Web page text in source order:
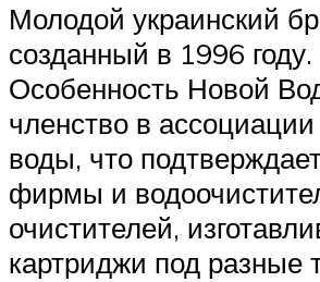
Молодой украинский
созданный в 1996 году.
Особенность Новой
членство в ассоциации
воды, что
фирмы и
очистителей,
картриджи под разные